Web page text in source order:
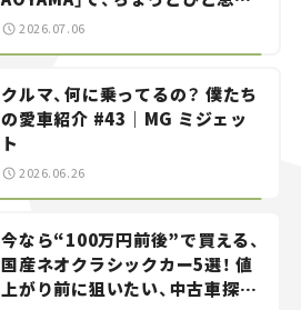
——連載｜CCGとクルマでどうす
2026.07.06
クルマ、何に乗ってるの？ 僕たち
の愛車紹介 #43｜MG ミジェッ
ト
2026.06.26
今なら“100万円前後”で買える、
国産ネオクラシックカー5選！ 値
上がり前に狙いたい、中古車探し